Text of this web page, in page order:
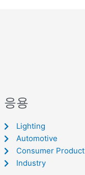
응용
Lighting
Automotive
Consumer Product
Industry